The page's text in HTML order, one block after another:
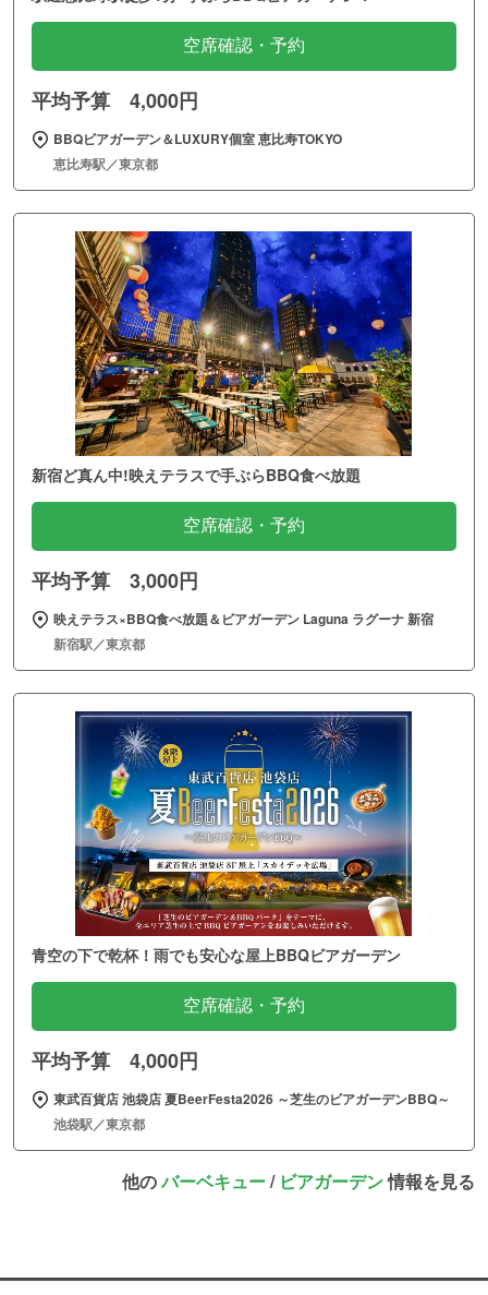
空席確認・予約
平均予算 4,000円
BBQビアガーデン＆LUXURY個室 恵比寿TOKYO
恵比寿駅／東京都
新宿ど真ん中!映えテラスで手ぶらBBQ食べ放題
空席確認・予約
平均予算 3,000円
映えテラス×BBQ食べ放題＆ビアガーデン Laguna ラグーナ 新宿
新宿駅／東京都
青空の下で乾杯！雨でも安心な屋上BBQビアガーデン
空席確認・予約
平均予算 4,000円
東武百貨店 池袋店 夏BeerFesta2026 ～芝生のビアガーデンBBQ～
池袋駅／東京都
他のバーベキュー/ ビアガーデン情報を見る